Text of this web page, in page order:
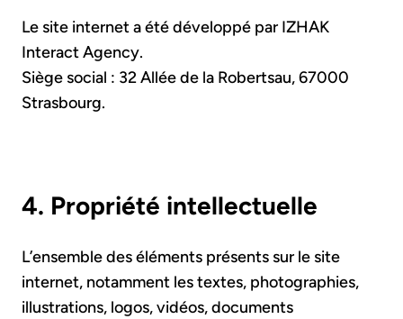
Le site internet a été développé par IZHAK
Interact Agency.
Siège social : 32 Allée de la Robertsau, 67000
Strasbourg.
4. Propriété intellectuelle
L’ensemble des éléments présents sur le site
internet, notamment les textes, photographies,
illustrations, logos, vidéos, documents